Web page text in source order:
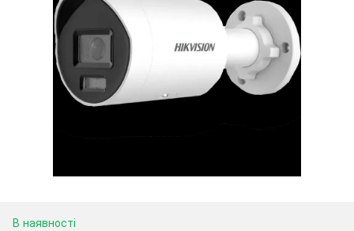
В наявності